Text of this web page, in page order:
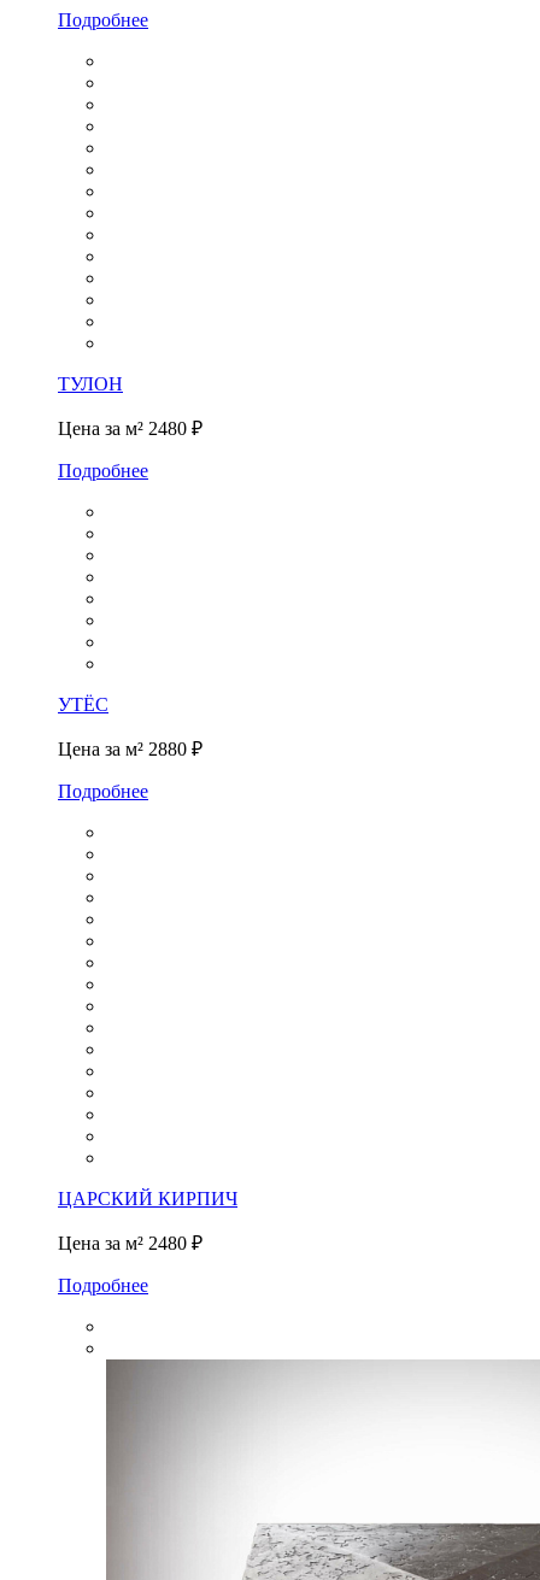
Подробнее
ТУЛОН
Цена за м² 2480 ₽
Подробнее
УТЁС
Цена за м² 2880 ₽
Подробнее
ЦАРСКИЙ КИРПИЧ
Цена за м² 2480 ₽
Подробнее